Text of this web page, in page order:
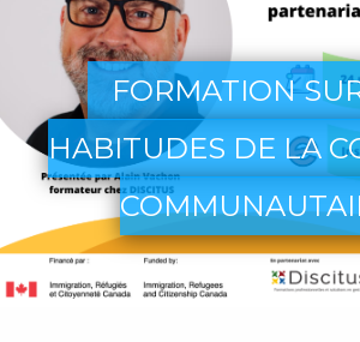
FORMATION
HABITUDES DE LA